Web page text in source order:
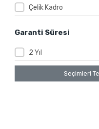
Çelik Kadro
Garanti Süresi
2 Yıl
Seçimleri